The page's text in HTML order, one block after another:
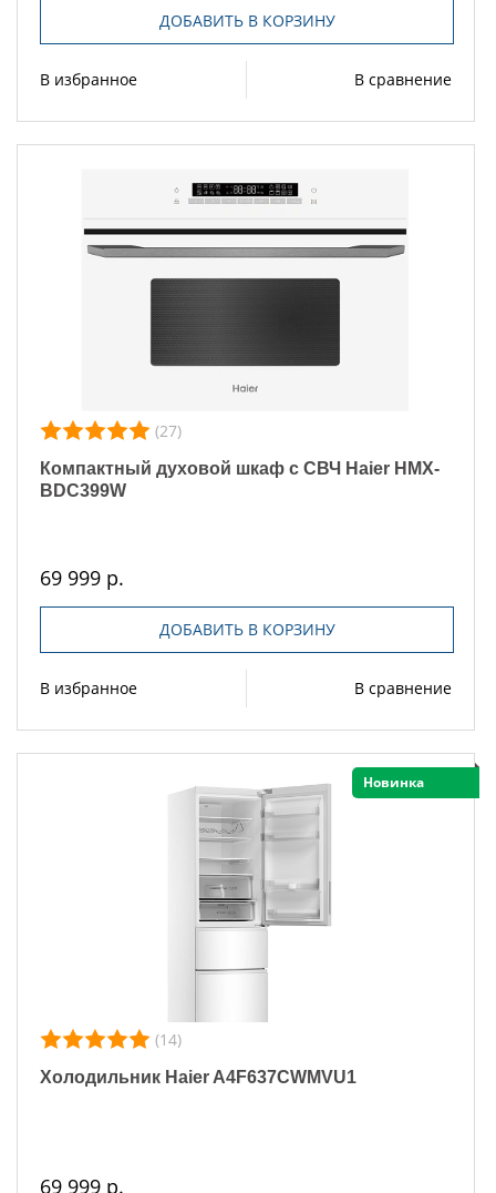
ДОБАВИТЬ В КОРЗИНУ
В избранное В сравнение
(27)
Компактный духовой шкаф с СВЧ Haier HMX-
BDC399W
69 999 р.
ДОБАВИТЬ В КОРЗИНУ
В избранное В сравнение
Новинка
(14)
Холодильник Haier A4F637CWMVU1
69 999 р.